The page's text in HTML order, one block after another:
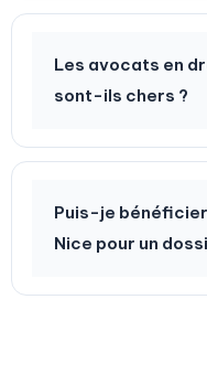
Les avocats en
sont-ils chers ?
Puis-je
Nice pour un